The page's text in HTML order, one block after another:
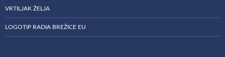
VRTILJAK ŽELJA
LOGOTIP RADIA BREŽICE EU